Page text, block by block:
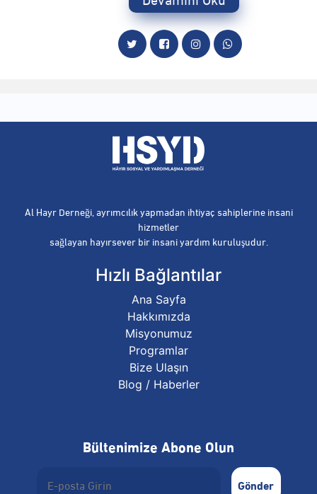
Al Hayr Derneği, ayrımcılık yapmadan ihtiyaç sahiplerine insani
hizmetler
sağlayan hayırsever bir insani yardım kuruluşudur.
Hızlı Bağlantılar
Ana Sayfa
Hakkımızda
Misyonumuz
Programlar
Bize Ulaşın
Blog / Haberler
Bültenimize Abone Olun